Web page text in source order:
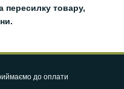
пересилку товару,
до оплати